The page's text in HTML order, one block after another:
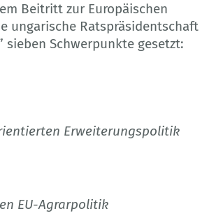
Beitritt zur Europäischen
ungarische Ratspräsidentschaft
sieben Schwerpunkte gesetzt:
Erweiterungspolitik
EU-Agrarpolitik